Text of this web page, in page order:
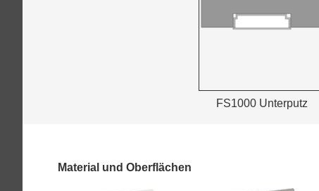
FS1000 Unterputz
Material und Oberflächen